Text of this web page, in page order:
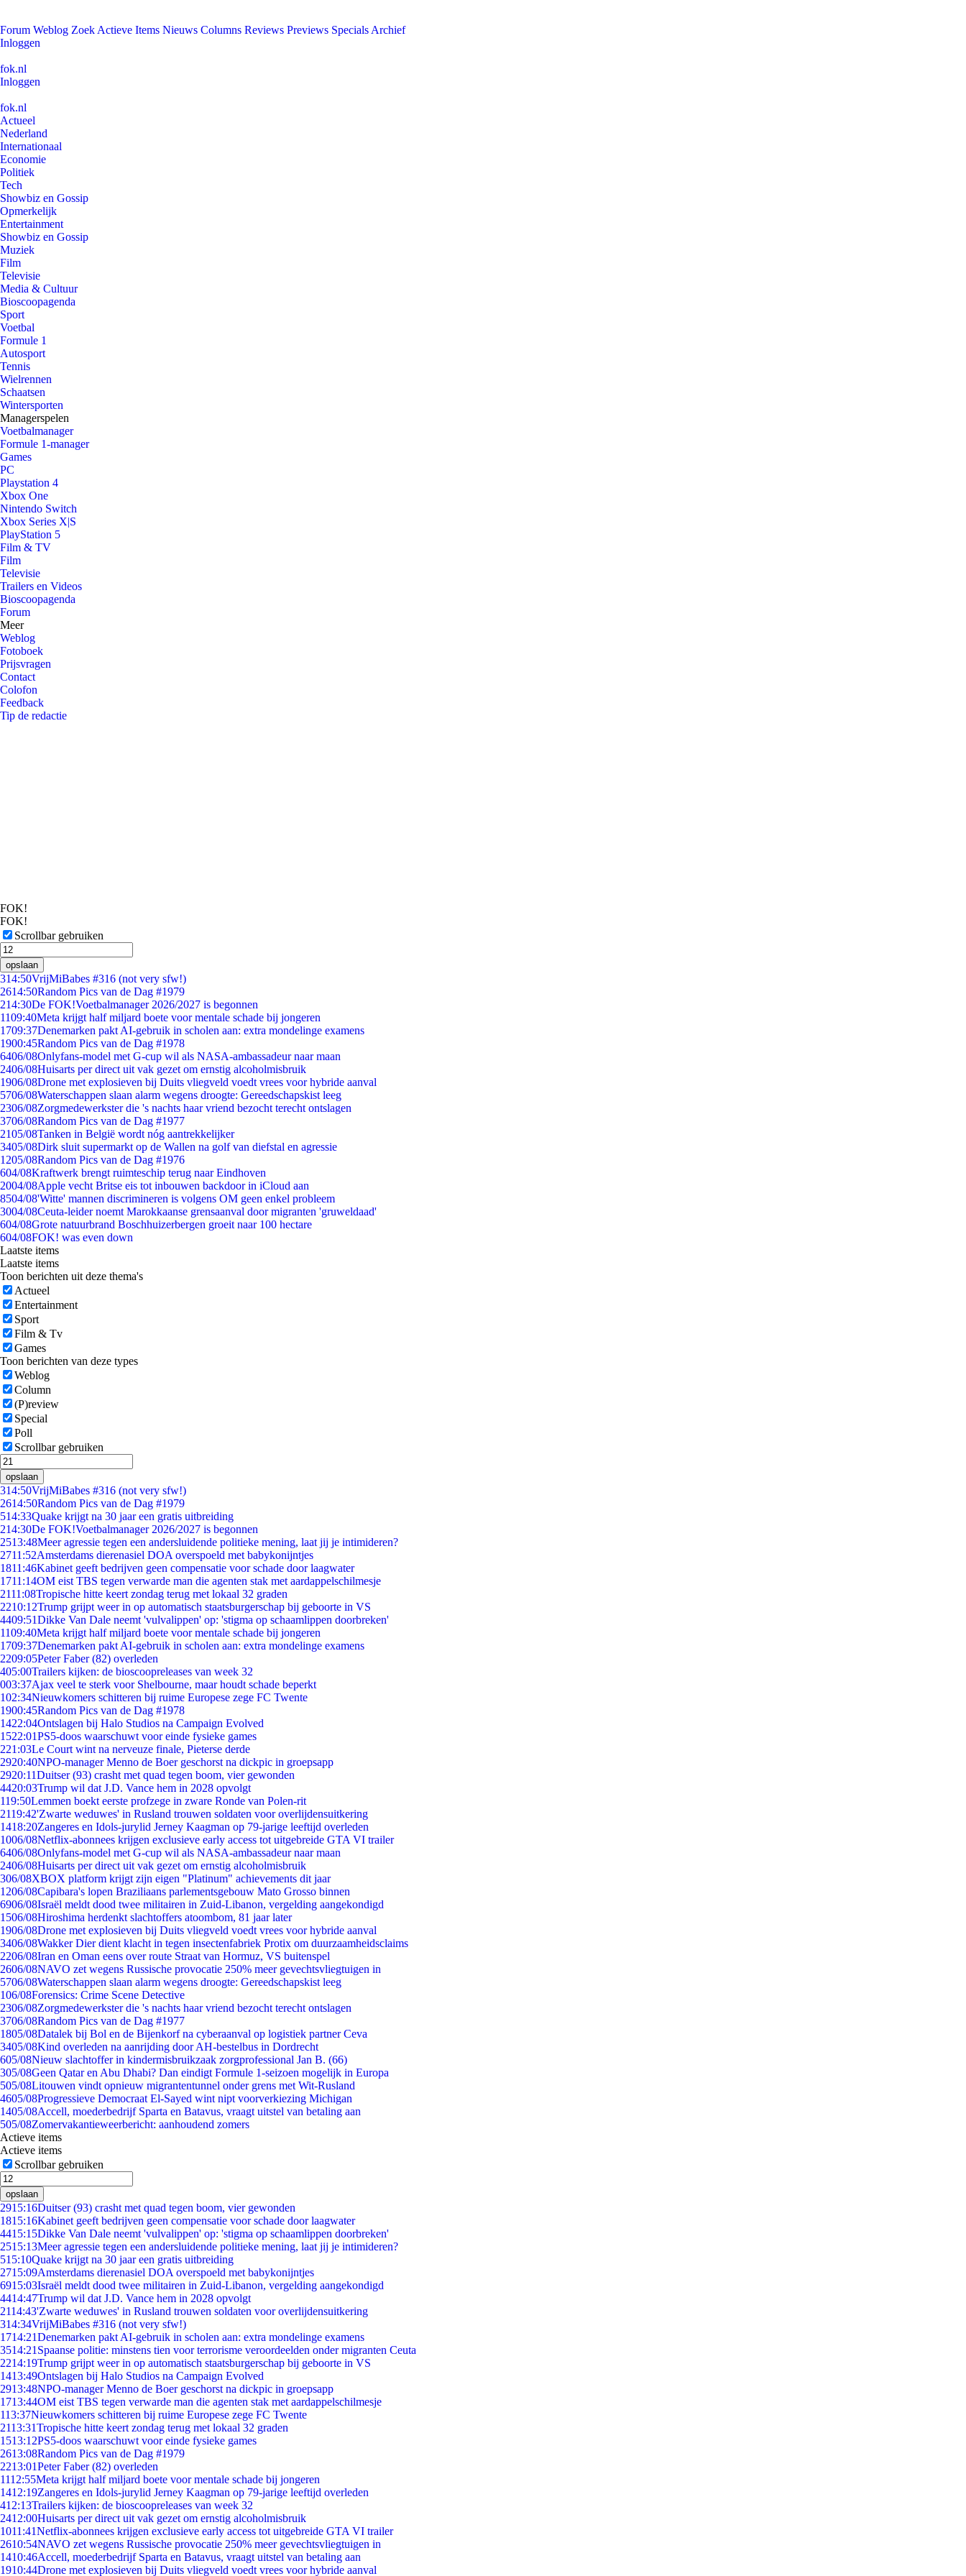
Forum Weblog Zoek Actieve Items Nieuws Columns Reviews Previews Specials Archief
Inloggen
fok.nl
Inloggen
fok.nl
Actueel
Nederland
Internationaal
Economie
Politiek
Tech
Showbiz en Gossip
Opmerkelijk
Entertainment
Showbiz en Gossip
Muziek
Film
Televisie
Media & Cultuur
Bioscoopagenda
Sport
Voetbal
Formule 1
Autosport
Tennis
Wielrennen
Schaatsen
Wintersporten
Managerspelen
Voetbalmanager
Formule 1-manager
Games
PC
Playstation 4
Xbox One
Nintendo Switch
Xbox Series X|S
PlayStation 5
Film & TV
Film
Televisie
Trailers en Videos
Bioscoopagenda
Forum
Meer
Weblog
Fotoboek
Prijsvragen
Contact
Colofon
Feedback
Tip de redactie
FOK!
FOK!
Scrollbar gebruiken
opslaan
314:50VrijMiBabes #316 (not very sfw!)
2614:50Random Pics van de Dag #1979
214:30De FOK!Voetbalmanager 2026/2027 is begonnen
1109:40Meta krijgt half miljard boete voor mentale schade bij jongeren
1709:37Denemarken pakt AI-gebruik in scholen aan: extra mondelinge examens
1900:45Random Pics van de Dag #1978
6406/08Onlyfans-model met G-cup wil als NASA-ambassadeur naar maan
2406/08Huisarts per direct uit vak gezet om ernstig alcoholmisbruik
1906/08Drone met explosieven bij Duits vliegveld voedt vrees voor hybride aanval
5706/08Waterschappen slaan alarm wegens droogte: Gereedschapskist leeg
2306/08Zorgmedewerkster die 's nachts haar vriend bezocht terecht ontslagen
3706/08Random Pics van de Dag #1977
2105/08Tanken in België wordt nóg aantrekkelijker
3405/08Dirk sluit supermarkt op de Wallen na golf van diefstal en agressie
1205/08Random Pics van de Dag #1976
604/08Kraftwerk brengt ruimteschip terug naar Eindhoven
2004/08Apple vecht Britse eis tot inbouwen backdoor in iCloud aan
8504/08'Witte' mannen discrimineren is volgens OM geen enkel probleem
3004/08Ceuta-leider noemt Marokkaanse grensaanval door migranten 'gruweldaad'
604/08Grote natuurbrand Boschhuizerbergen groeit naar 100 hectare
604/08FOK! was even down
Laatste items
Laatste items
Toon berichten uit deze thema's
Actueel
Entertainment
Sport
Film & Tv
Games
Toon berichten van deze types
Weblog
Column
(P)review
Special
Poll
Scrollbar gebruiken
opslaan
314:50VrijMiBabes #316 (not very sfw!)
2614:50Random Pics van de Dag #1979
514:33Quake krijgt na 30 jaar een gratis uitbreiding
214:30De FOK!Voetbalmanager 2026/2027 is begonnen
2513:48Meer agressie tegen een andersluidende politieke mening, laat jij je intimideren?
2711:52Amsterdams dierenasiel DOA overspoeld met babykonijntjes
1811:46Kabinet geeft bedrijven geen compensatie voor schade door laagwater
1711:14OM eist TBS tegen verwarde man die agenten stak met aardappelschilmesje
2111:08Tropische hitte keert zondag terug met lokaal 32 graden
2210:12Trump grijpt weer in op automatisch staatsburgerschap bij geboorte in VS
4409:51Dikke Van Dale neemt 'vulvalippen' op: 'stigma op schaamlippen doorbreken'
1109:40Meta krijgt half miljard boete voor mentale schade bij jongeren
1709:37Denemarken pakt AI-gebruik in scholen aan: extra mondelinge examens
2209:05Peter Faber (82) overleden
405:00Trailers kijken: de bioscoopreleases van week 32
003:37Ajax veel te sterk voor Shelbourne, maar houdt schade beperkt
102:34Nieuwkomers schitteren bij ruime Europese zege FC Twente
1900:45Random Pics van de Dag #1978
1422:04Ontslagen bij Halo Studios na Campaign Evolved
1522:01PS5-doos waarschuwt voor einde fysieke games
221:03Le Court wint na nerveuze finale, Pieterse derde
2920:40NPO-manager Menno de Boer geschorst na dickpic in groepsapp
2920:11Duitser (93) crasht met quad tegen boom, vier gewonden
4420:03Trump wil dat J.D. Vance hem in 2028 opvolgt
119:50Lemmen boekt eerste profzege in zware Ronde van Polen-rit
2119:42'Zwarte weduwes' in Rusland trouwen soldaten voor overlijdensuitkering
1418:20Zangeres en Idols-jurylid Jerney Kaagman op 79-jarige leeftijd overleden
1006/08Netflix-abonnees krijgen exclusieve early access tot uitgebreide GTA VI trailer
6406/08Onlyfans-model met G-cup wil als NASA-ambassadeur naar maan
2406/08Huisarts per direct uit vak gezet om ernstig alcoholmisbruik
306/08XBOX platform krijgt zijn eigen "Platinum" achievements dit jaar
1206/08Capibara's lopen Braziliaans parlementsgebouw Mato Grosso binnen
6906/08Israël meldt dood twee militairen in Zuid-Libanon, vergelding aangekondigd
1506/08Hiroshima herdenkt slachtoffers atoombom, 81 jaar later
1906/08Drone met explosieven bij Duits vliegveld voedt vrees voor hybride aanval
3406/08Wakker Dier dient klacht in tegen insectenfabriek Protix om duurzaamheidsclaims
2206/08Iran en Oman eens over route Straat van Hormuz, VS buitenspel
2606/08NAVO zet wegens Russische provocatie 250% meer gevechtsvliegtuigen in
5706/08Waterschappen slaan alarm wegens droogte: Gereedschapskist leeg
106/08Forensics: Crime Scene Detective
2306/08Zorgmedewerkster die 's nachts haar vriend bezocht terecht ontslagen
3706/08Random Pics van de Dag #1977
1805/08Datalek bij Bol en de Bijenkorf na cyberaanval op logistiek partner Ceva
3405/08Kind overleden na aanrijding door AH-bestelbus in Dordrecht
605/08Nieuw slachtoffer in kindermisbruikzaak zorgprofessional Jan B. (66)
305/08Geen Qatar en Abu Dhabi? Dan eindigt Formule 1-seizoen mogelijk in Europa
505/08Litouwen vindt opnieuw migrantentunnel onder grens met Wit-Rusland
4605/08Progressieve Democraat El-Sayed wint nipt voorverkiezing Michigan
1405/08Accell, moederbedrijf Sparta en Batavus, vraagt uitstel van betaling aan
505/08Zomervakantieweerbericht: aanhoudend zomers
Actieve items
Actieve items
Scrollbar gebruiken
opslaan
2915:16Duitser (93) crasht met quad tegen boom, vier gewonden
1815:16Kabinet geeft bedrijven geen compensatie voor schade door laagwater
4415:15Dikke Van Dale neemt 'vulvalippen' op: 'stigma op schaamlippen doorbreken'
2515:13Meer agressie tegen een andersluidende politieke mening, laat jij je intimideren?
515:10Quake krijgt na 30 jaar een gratis uitbreiding
2715:09Amsterdams dierenasiel DOA overspoeld met babykonijntjes
6915:03Israël meldt dood twee militairen in Zuid-Libanon, vergelding aangekondigd
4414:47Trump wil dat J.D. Vance hem in 2028 opvolgt
2114:43'Zwarte weduwes' in Rusland trouwen soldaten voor overlijdensuitkering
314:34VrijMiBabes #316 (not very sfw!)
1714:21Denemarken pakt AI-gebruik in scholen aan: extra mondelinge examens
3514:21 Spaanse politie: minstens tien voor terrorisme veroordeelden onder migranten Ceuta
2214:19Trump grijpt weer in op automatisch staatsburgerschap bij geboorte in VS
1413:49Ontslagen bij Halo Studios na Campaign Evolved
2913:48NPO-manager Menno de Boer geschorst na dickpic in groepsapp
1713:44OM eist TBS tegen verwarde man die agenten stak met aardappelschilmesje
113:37Nieuwkomers schitteren bij ruime Europese zege FC Twente
2113:31Tropische hitte keert zondag terug met lokaal 32 graden
1513:12PS5-doos waarschuwt voor einde fysieke games
2613:08Random Pics van de Dag #1979
2213:01Peter Faber (82) overleden
1112:55Meta krijgt half miljard boete voor mentale schade bij jongeren
1412:19Zangeres en Idols-jurylid Jerney Kaagman op 79-jarige leeftijd overleden
412:13Trailers kijken: de bioscoopreleases van week 32
2412:00Huisarts per direct uit vak gezet om ernstig alcoholmisbruik
1011:41Netflix-abonnees krijgen exclusieve early access tot uitgebreide GTA VI trailer
2610:54NAVO zet wegens Russische provocatie 250% meer gevechtsvliegtuigen in
1410:46Accell, moederbedrijf Sparta en Batavus, vraagt uitstel van betaling aan
1910:44Drone met explosieven bij Duits vliegveld voedt vrees voor hybride aanval